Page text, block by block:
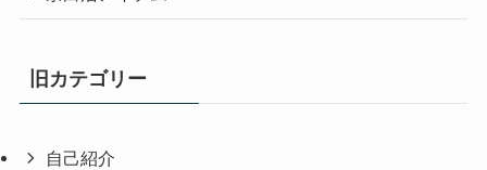
旧カテゴリー
自己紹介